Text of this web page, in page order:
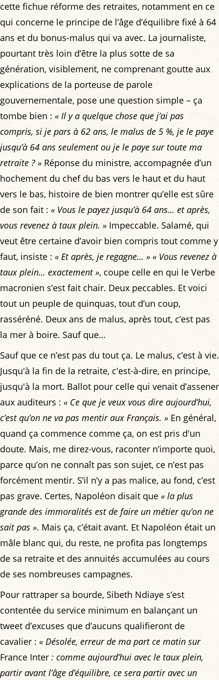
cette fichue réforme des retraites, notamment en ce
qui concerne le principe de l’âge d’équilibre fixé à 64
ans et du bonus-malus qui va avec. La journaliste,
pourtant très loin d’être la plus sotte de sa
génération, visiblement, ne comprenant goutte aux
explications de la porteuse de parole
gouvernementale, pose une question simple – ça
tombe bien : « Il y a quelque chose que j’ai pas
compris, si je pars à 62 ans, le malus de 5 %, je le paye
jusqu’à 64 ans seulement ou je le paye sur toute ma
retraite ? » Réponse du ministre, accompagnée d’un
hochement du chef du bas vers le haut et du haut
vers le bas, histoire de bien montrer qu’elle est sûre
de son fait : « Vous le payez jusqu’à 64 ans… et après,
vous revenez à taux plein. » Impeccable. Salamé, qui
veut être certaine d’avoir bien compris tout comme y
faut, insiste : « Et après, je regagne… » « Vous revenez à
taux plein… exactement », coupe celle en qui le Verbe
macronien s’est fait chair. Deux peccables. Et voici
tout un peuple de quinquas, tout d’un coup,
rasséréné. Deux ans de malus, après tout, c’est pas
la mer à boire. Sauf que…
Sauf que ce n’est pas du tout ça. Le malus, c’est à vie.
Jusqu'à la fin de la retraite, c'est-à-dire, en principe,
jusqu'à la mort. Ballot pour celle qui venait d’assener
aux auditeurs : « Ce que je veux vous dire aujourd’hui,
c’est qu’on ne va pas mentir aux Français. » En général,
quand ça commence comme ça, on est pris d'un
doute. Mais, me direz-vous, raconter n’importe quoi,
parce qu’on ne connaît pas son sujet, ce n’est pas
forcément mentir. S’il n’y a pas malice, au fond, c’est
pas grave. Certes, Napoléon disait que « la plus
grande des immoralités est de faire un métier qu’on ne
sait pas ». Mais ça, c’était avant. Et Napoléon était un
mâle blanc qui, du reste, ne profita pas longtemps
de sa retraite et des annuités accumulées au cours
de ses nombreuses campagnes.
Pour rattraper sa bourde, Sibeth Ndiaye s’est
contentée du service minimum en balançant un
tweet d’excuses que d’aucuns qualifieront de
cavalier : « Désolée, erreur de ma part ce matin sur
France Inter : comme aujourd’hui avec le taux plein,
partir avant l’âge d’équilibre, ce sera partir avec un